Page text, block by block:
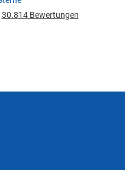
30.814 Bewertungen